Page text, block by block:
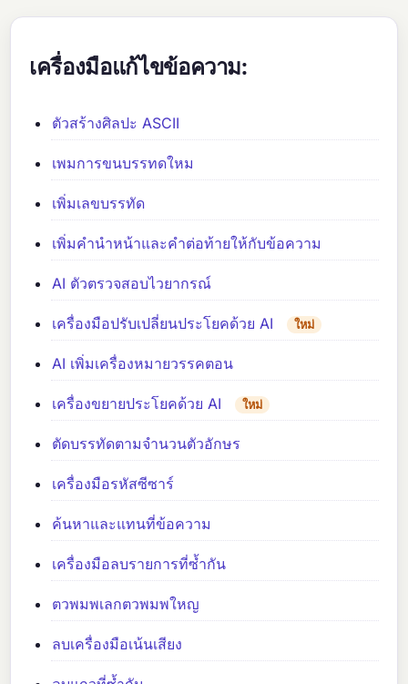
เครื่องมือแก้ไขข้อความ:
ตัวสร้างศิลปะ ASCII
เพมการขนบรรทดใหม
เพิ่มเลขบรรทัด
เพิ่มคำนำหน้าและคำต่อท้ายให้กับข้อความ
AI ตัวตรวจสอบไวยากรณ์
เครื่องมือปรับเปลี่ยนประโยคด้วย AI ใหม่
AI เพิ่มเครื่องหมายวรรคตอน
เครื่องขยายประโยคด้วย AI ใหม่
ตัดบรรทัดตามจำนวนตัวอักษร
เครื่องมือรหัสซีซาร์
ค้นหาและแทนที่ข้อความ
เครื่องมือลบรายการที่ซ้ำกัน
ตวพมพเลกตวพมพใหญ
ลบเครื่องมือเน้นเสียง